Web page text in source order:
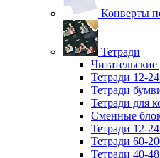
Конверты
Тетради
Тетради 12-
Тетради
Тетради для
Сменные
Тетради 12-
Тетради 60-
Тетради 40-48